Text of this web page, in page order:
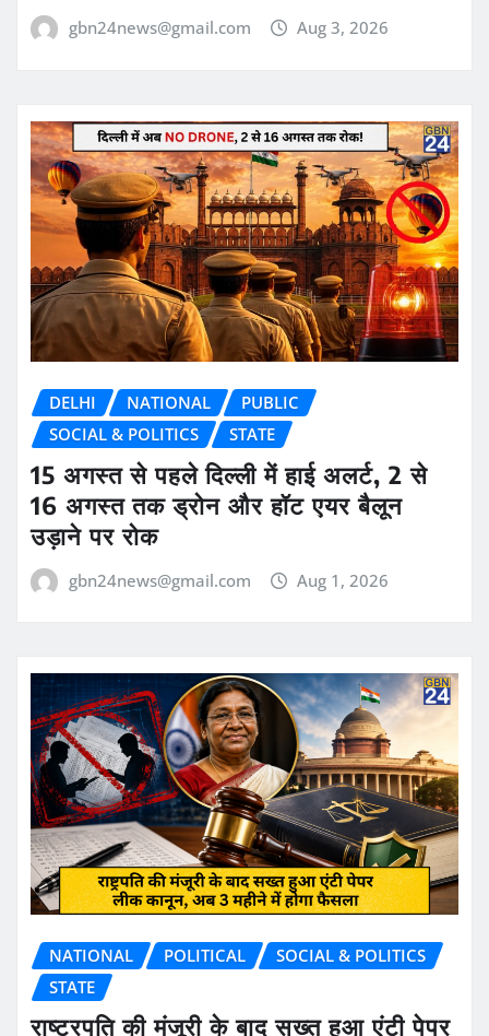
gbn24news@gmail.com Aug 3, 2026
DELHI NATIONAL
PUBLIC
SOCIAL & POLITICS
STATE
15 अगस्त से पहले दिल्ली में हाई अलर्ट, 2 से
16 अगस्त तक ड्रोन और हॉट एयर बैलून
उड़ाने पर रोक
gbn24news@gmail.com Aug 1, 2026
NATIONAL POLITICAL
SOCIAL & POLITICS
STATE
राष्ट्रपति की मंजूरी के बाद सख्त हुआ एंटी पेपर